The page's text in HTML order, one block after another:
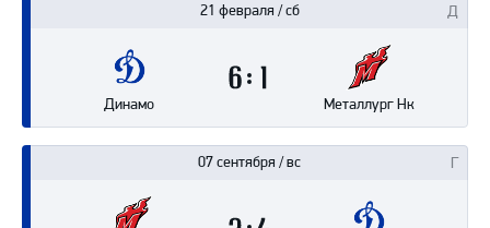
21 февраля / сб
Динамо
6
Металлург Нк
07 сентября / вс